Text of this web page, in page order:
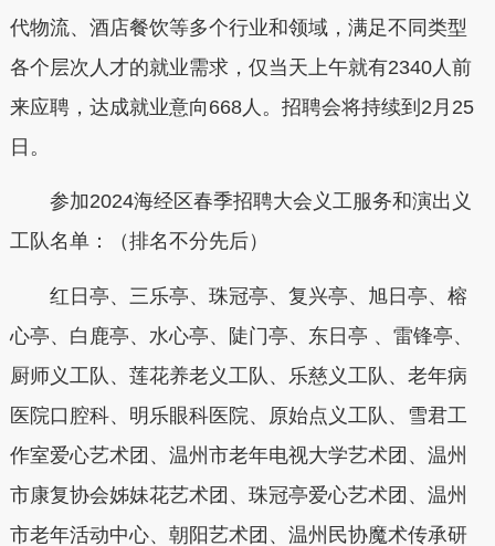
代物流、酒店餐饮等多个行业和领域，满足不同类型
各个层次人才的就业需求，仅当天上午就有2340人前
来应聘，达成就业意向668人。招聘会将持续到2月25
日。
参加2024海经区春季招聘大会义工服务和演出义
工队名单：（排名不分先后）
红日亭、三乐亭、珠冠亭、复兴亭、旭日亭、榕
心亭、白鹿亭、水心亭、陡门亭、东日亭 、雷锋亭、
厨师义工队、莲花养老义工队、乐慈义工队、老年病
医院口腔科、明乐眼科医院、原始点义工队、雪君工
作室爱心艺术团、温州市老年电视大学艺术团、温州
市康复协会姊妹花艺术团、珠冠亭爱心艺术团、温州
市老年活动中心、朝阳艺术团、温州民协魔术传承研